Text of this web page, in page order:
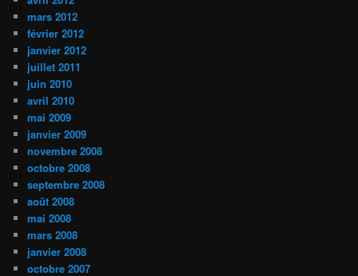
mars 2012
février 2012
janvier 2012
juillet 2011
juin 2010
avril 2010
mai 2009
janvier 2009
novembre 2008
octobre 2008
septembre 2008
août 2008
mai 2008
mars 2008
janvier 2008
octobre 2007